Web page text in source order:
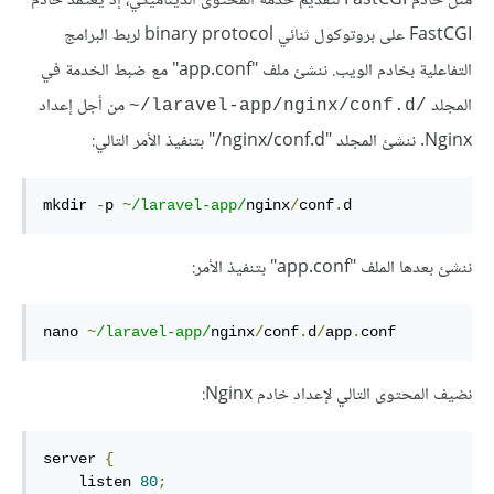
FastCGI على بروتوكول ثنائي binary protocol لربط البرامج
التفاعلية بخادم الويب. ننشئ ملف "app.conf" مع ضبط الخدمة في
المجلد /laravel-app/nginx/conf.d/~
من أجل إعداد
Nginx. ننشئ المجلد "‎/nginx/conf.d" بتنفيذ الأمر التالي:
mkdir -p ~/laravel-app/nginx/conf. d
ننشئ بعدها الملف "app.conf" بتنفيذ الأمر:
nano ~/laravel-app/nginx/conf. d/app. conf
نضيف المحتوى التالي لإعداد خادم Nginx:
server {
    listen
80;